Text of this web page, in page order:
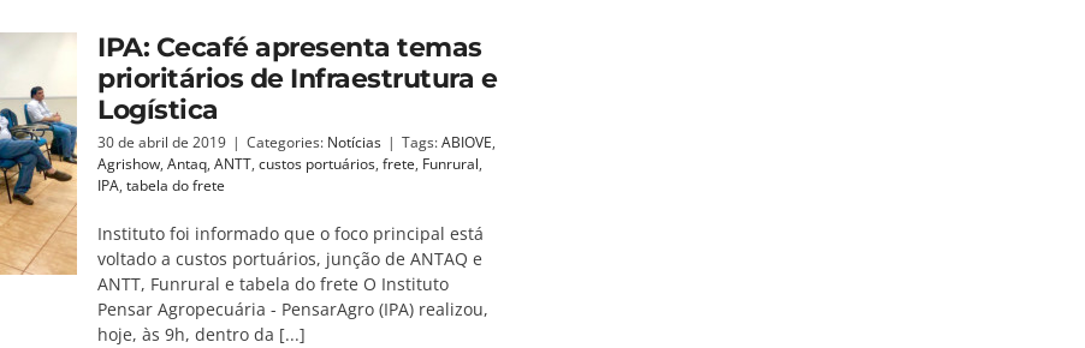
IPA: Cecafé apresenta temas
prioritários de Infraestrutura e
Logística
30 de abril de 2019 | Categories: Notícias | Tags:ABIOVE,
Agrishow, Antaq, ANTT, custos portuários, frete, Funrural,
IPA, tabela do frete
Instituto foi informado que o foco principal está
voltado a custos portuários, junção de ANTAQ e
ANTT, Funrural e tabela do frete O Instituto
Pensar Agropecuária - PensarAgro (IPA) realizou,
hoje, às 9h, dentro da [...]